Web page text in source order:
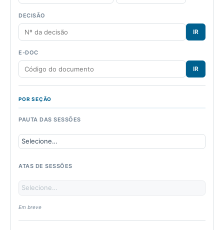
DECISÃO
IR
E-DOC
IR
POR SEÇÃO
PAUTA DAS SESSÕES
ATAS DE SESSÕES
Em breve